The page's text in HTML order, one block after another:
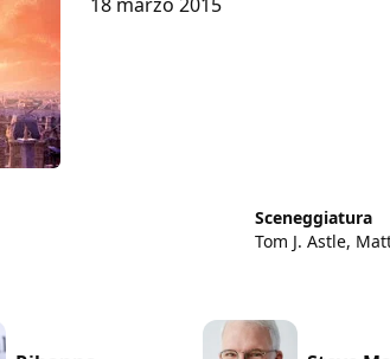
Sceneggiatura
Tom J. Astle,